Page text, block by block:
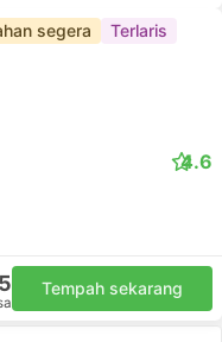
segera Terlaris
4.6
Tempah sekarang